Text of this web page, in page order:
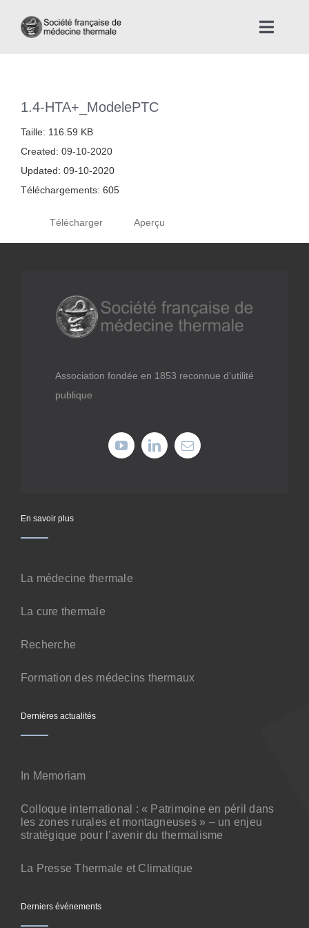
Toggle
Nous connaître
Actualités
Médiathèque
Recherche
Offres professionnelles
Cotiser
Faire un don
1.4-HTA+_ModelePTC
Taille: 116.59 KB
Created: 09-10-2020
Updated: 09-10-2020
Téléchargements: 605
Télécharger Aperçu
Association fondée en 1853 reconnue d’utilité
publique
En savoir plus
La médecine thermale
La cure thermale
Recherche
Formation des médecins thermaux
Dernières actualités
In Memoriam
Colloque international : « Patrimoine en péril dans
les zones rurales et montagneuses » – un enjeu
stratégique pour l’avenir du thermalisme
La Presse Thermale et Climatique
Derniers événements